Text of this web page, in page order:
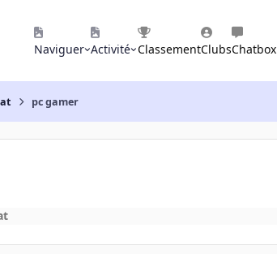
Naviguer Activité ClassementClubsChatbox
pc gamer